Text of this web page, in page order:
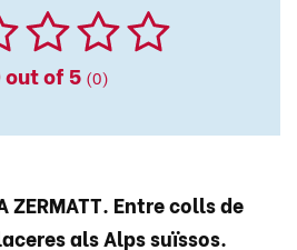
out of 5 (0)
ZERMATT. Entre colls de
als Alps suïssos.